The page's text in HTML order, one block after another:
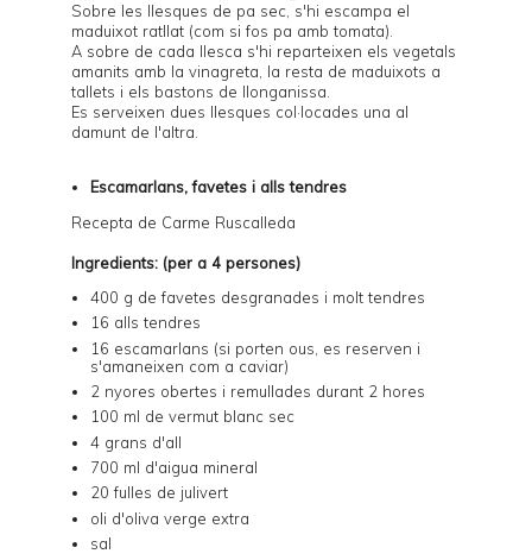
Sobre les llesques de pa sec, s'hi escampa el
maduixot ratllat (com si fos pa amb tomata).
A sobre de cada llesca s'hi reparteixen els vegetals
amanits amb la vinagreta, la resta de maduixots a
tallets i els bastons de llonganissa.
Es serveixen dues llesques col·locades una al
damunt de l'altra.
Escamarlans, favetes i alls tendres
Recepta de Carme Ruscalleda
Ingredients: (per a 4 persones)
400 g de favetes desgranades i molt tendres
16 alls tendres
16 escamarlans (si porten ous, es reserven i
s'amaneixen com a caviar)
2 nyores obertes i remullades durant 2 hores
100 ml de vermut blanc sec
4 grans d'all
700 ml d'aigua mineral
20 fulles de julivert
oli d'oliva verge extra
sal